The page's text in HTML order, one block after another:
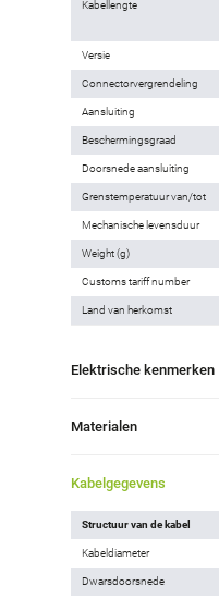
Kabellengte
Versie
Connectorvergrendeling
Aansluiting
Beschermingsgraad
Doorsnede aansluiting
Grenstemperatuur van/tot
Mechanische levensduur
Weight (g)
Customs tariff number
Land van herkomst
Elektrische kenmerken
Materialen
Kabelgegevens
Structuur van de kabel
Kabeldiameter
Dwarsdoorsnede